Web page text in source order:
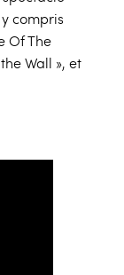
compris
Of The
Wall », et